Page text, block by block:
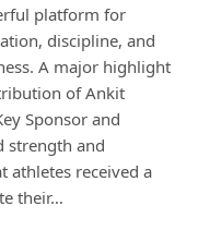
platform for
discipline, and
A major highlight
of Ankit
Sponsor and
strength and
athletes received a
their…